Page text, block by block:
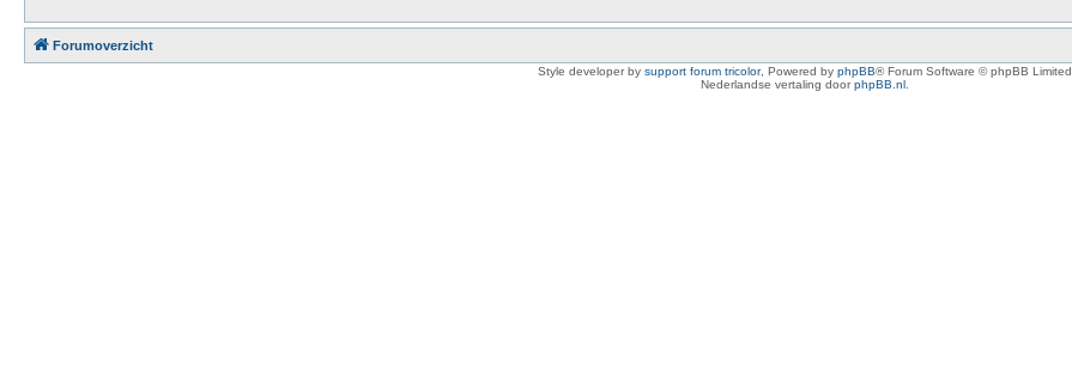
Forumoverzicht
Style developer by support forum tricolor, Powered by phpBB® Forum Software © phpBB Limited
Nederlandse vertaling doorphpBB.nl